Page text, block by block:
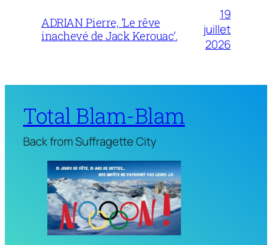
ADRIAN Pierre, ‘Le rêve
inachevé de Jack Kerouac’.
19
juillet
2026
Total Blam-Blam
Back from Suffragette City